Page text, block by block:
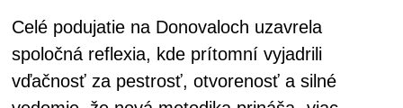
Celé podujatie na Donovaloch uzavrela
spoločná reflexia, kde prítomní vyjadrili
vďačnosť za pestrosť, otvorenosť a silné